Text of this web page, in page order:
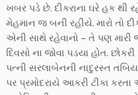
ખબર પડે છે. દીકરાના ઘરે હક થી
મેહમાન જ બની રહીયે. મારો તો
એની સાથે રહેવાનો – તે પણ
દિવસો ના જોવા પડયા હોત.
પત્ની સરલાબેનની નાદુરસ્ત
પર પ્રમોદરાયે આકરી ટીકા